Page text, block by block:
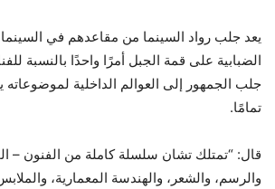
يعد جلب رواد السينما من مقاعدهم في
الضبابية على قمة الجبل أمرًا واحدًا بالنسبة
جلب الجمهور إلى العوالم الداخلية لموضوعاته
تمامًا.
قال: “تمتلك تشان سلسلة كاملة من الفنون –
والرسم، والشعر، والهندسة المعمارية،